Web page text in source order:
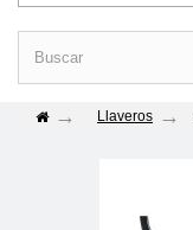
Llaveros